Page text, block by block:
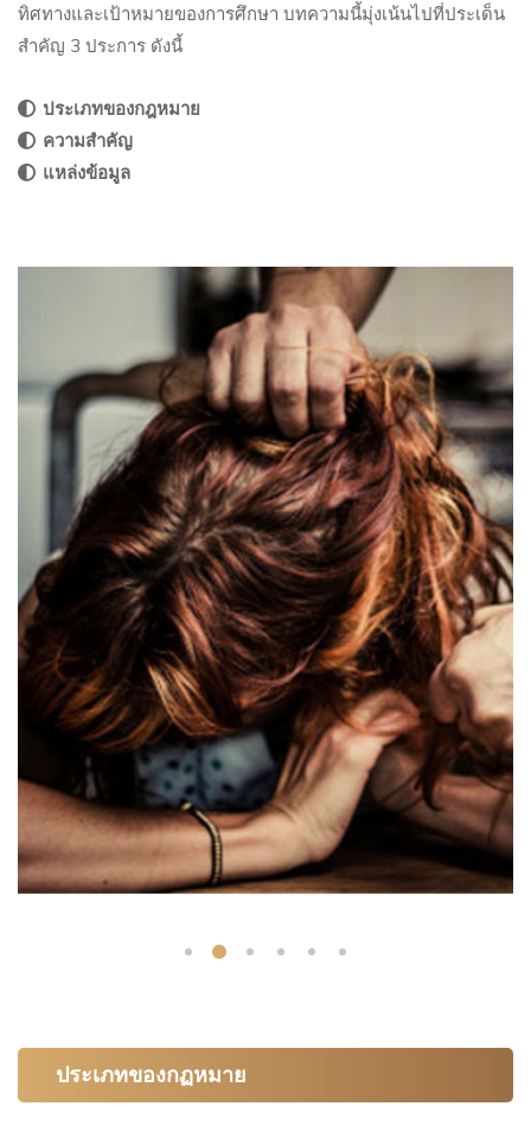
ทิศทางและเป้าหมายของการศึกษา บทความนี้มุ่งเน้นไปที่ประเด็น
สำคัญ 3 ประการ ดังนี้
ประเภทของกฎหมาย
ความสำคัญ
แหล่งข้อมูล
ประเภทของกฏหมาย